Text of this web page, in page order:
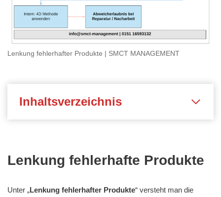
Lenkung fehlerhafter Produkte | SMCT MANAGEMENT
Inhaltsverzeichnis
Lenkung fehlerhafte Produkte
Unter „Lenkung fehlerhafter Produkte“ versteht man die